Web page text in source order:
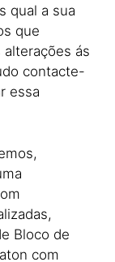
qual a sua
que
ás
contacte-
essa
Bloco de
com